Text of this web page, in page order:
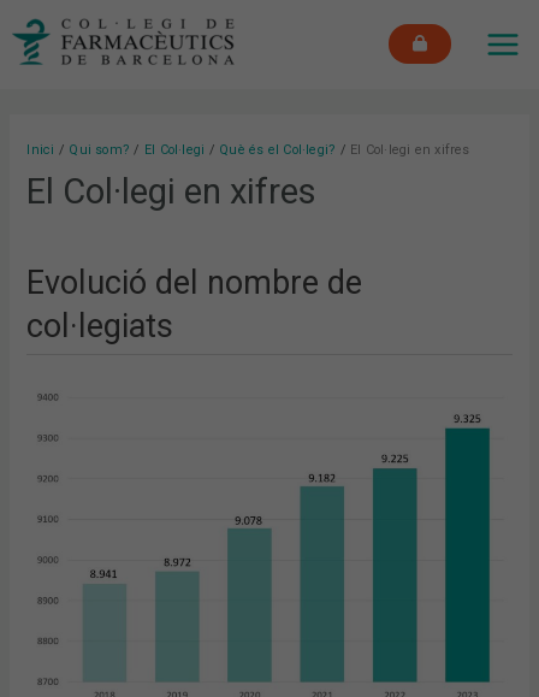
Inici Qui som? El Col·legi Què és el Col·legi? El Col·legi en xifres
El Col·legi en xifres
Evolució del nombre de
col·legiats